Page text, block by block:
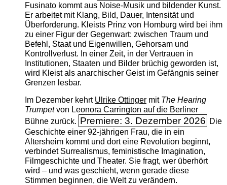
Fusinato kommt aus Noise-Musik und bildender Kunst.
Er arbeitet mit Klang, Bild, Dauer, Intensität und
Überforderung. Kleists Prinz von Homburg wird bei ihm
zu einer Figur der Gegenwart: zwischen Traum und
Befehl, Staat und Eigenwillen, Gehorsam und
Kontrollverlust. In einer Zeit, in der Vertrauen in
Institutionen, Staaten und Bilder brüchig geworden ist,
wird Kleist als anarchischer Geist im Gefängnis seiner
Grenzen lesbar.
Im Dezember kehrt Ulrike Ottingermit The ­Hearing
Trumpetvon Leonora Carrington auf die Berliner
Bühne zurück. Premiere: 3. Dezember 2026 Die
Geschichte einer 92-jährigen Frau, die in ein
Altersheim kommt und dort eine Revolution beginnt,
verbindet Surrealismus, feministische Imagination,
Filmgeschichte und Theater. Sie fragt, wer überhört
wird – und was geschieht, wenn gerade diese
Stimmen beginnen, die Welt zu verändern.